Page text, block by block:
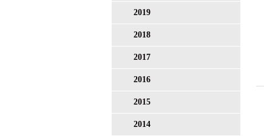
2019
2018
2017
2016
2015
2014